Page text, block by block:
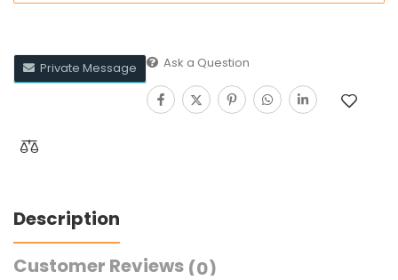
Private Message Ask a Question
Description
Customer Reviews (0)